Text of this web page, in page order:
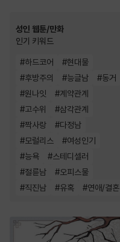
성인 웹툰/만화
인기 키워드
#하드코어 #현대물
#후방주의 #능글남 #동거
#원나잇 #계약관계
#고수위 #삼각관계
#짝사랑 #다정남
#모럴리스 #여성인기
#능욕 #스테디셀러
#절륜남 #오피스물
#직진남 #유혹 #연애/결혼